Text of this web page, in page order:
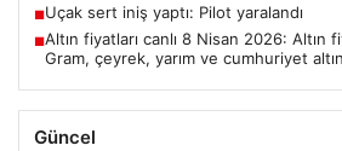
■Uçak sert iniş yaptı: Pilot yaralandı
■Altın fiyatları canlı 8 Nisan 2026: Altın
Gram, çeyrek, yarım ve cumhuriyet
Güncel